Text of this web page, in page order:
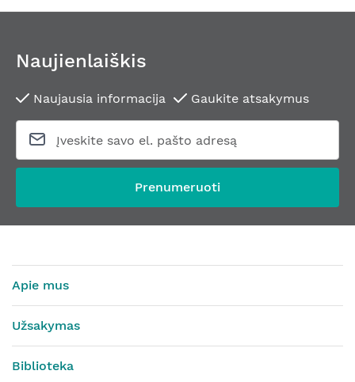
Naujienlaiškis
Naujausia informacija Gaukite atsakymus
Prenumeruoti
Apie mus
Užsakymas
Biblioteka